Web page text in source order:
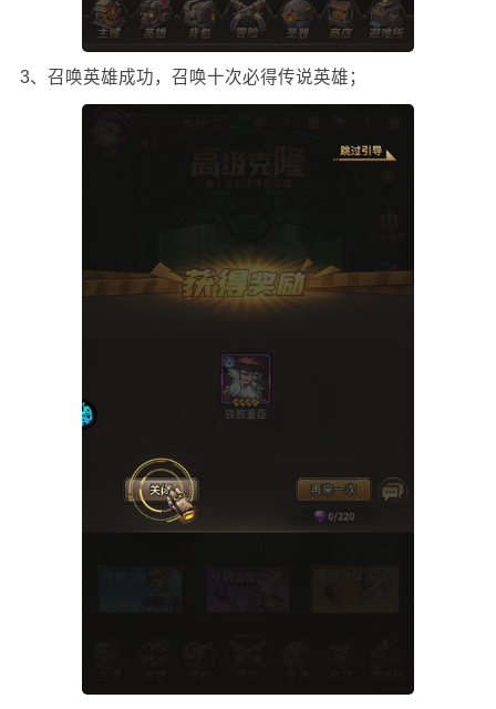
3、召唤英雄成功，召唤十次必得传说英雄；